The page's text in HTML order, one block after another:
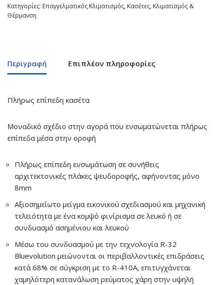
Κατηγορίες: Επαγγελματικός Κλιματισμός, Κασέτες, Κλιματισμός &
Θέρμανση
Περιγραφή Επιπλέον πληροφορίες
Πλήρως επίπεδη κασέτα
Μοναδικό σχέδιο στην αγορά που ενσωματώνεται πλήρως
επίπεδα μέσα στην οροφή
Πλήρως επίπεδη ενσωμάτωση σε συνήθεις
αρχιτεκτονικές πλάκες ψευδοροφής, αφήνοντας μόνο
8mm
Αξιοσημείωτο μείγμα εικονικού σχεδιασμού και μηχανική
τελειότητα με ένα κομψό φινίρισμα σε λευκό ή σε
συνδυασμό ασημένιου και λευκού
Μέσω του συνδυασμού με την τεχνολογία R-32
Bluevolution μειώνονται οι περιβαλλοντικές επιδράσεις
κατά 68% σε σύγκριση με το R-410A, επιτυγχάνεται
χαμηλότερη κατανάλωση ρεύματος χάρη στην υψηλή